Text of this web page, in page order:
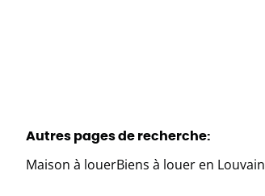
Autres pages de recherche:
Maison à louerBiens à louer en Louvain